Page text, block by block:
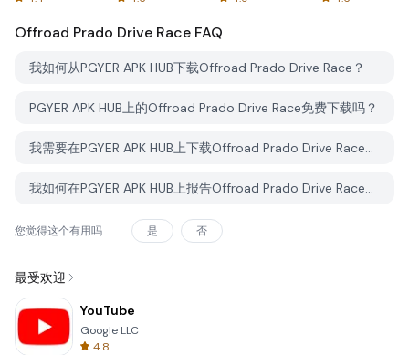
Offroad Prado Drive Race FAQ
我如何从PGYER APK HUB下载Offroad Prado Drive Race？
PGYER APK HUB上的Offroad Prado Drive Race免费下载吗？
我需要在PGYER APK HUB上下载Offroad Prado Drive Race时需要账户吗？
我如何在PGYER APK HUB上报告Offroad Prado Drive Race的问题？
您觉得这个有用吗 是 否
最受欢迎
YouTube
Google LLC
4.8